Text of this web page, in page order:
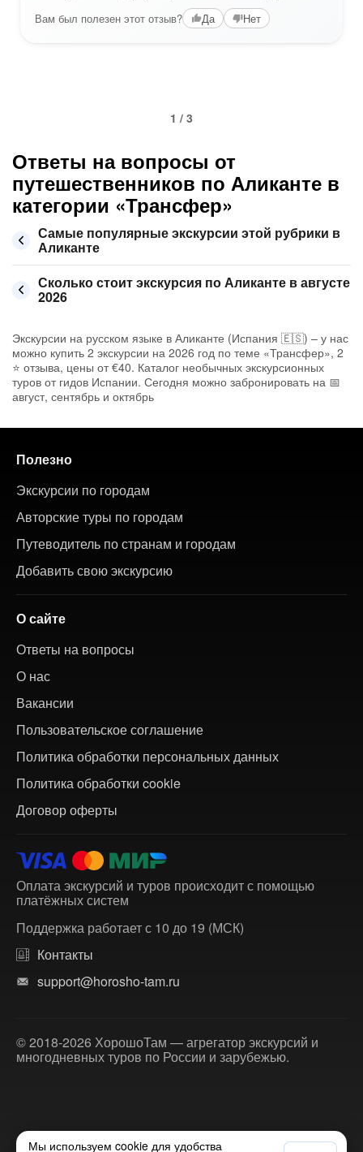
Вам был полезен этот отзыв? Да Нет
1 / 3
Ответы на вопросы от
путешественников по Аликанте в
категории «Трансфер»
Самые популярные экскурсии этой рубрики в
Аликанте
Сколько стоит экскурсия по Аликанте в августе
2026
Экскурсии на русском языке в Аликанте (Испания 🇪🇸) – у нас
можно купить 2 экскурсии на 2026 год по теме «Трансфер», 2
⭐ отзыва, цены от €40. Каталог необычных экскурсионных
туров от гидов Испании. Сегодня можно забронировать на 📅
август, сентябрь и октябрь
Полезно
Экскурсии по городам
Авторские туры по городам
Путеводитель по странам и городам
Добавить свою экскурсию
О сайте
Ответы на вопросы
О нас
Вакансии
Пользовательское соглашение
Политика обработки персональных данных
Политика обработки cookie
Договор оферты
Оплата экскурсий и туров происходит с помощью
платёжных систем
Поддержка работает с 10 до 19 (МСК)
Контакты
support@horosho-tam.ru
© 2018-2026 ХорошоТам — агрегатор экскурсий и
многодневных туров по России и зарубежью.
Мы используем cookie для удобства